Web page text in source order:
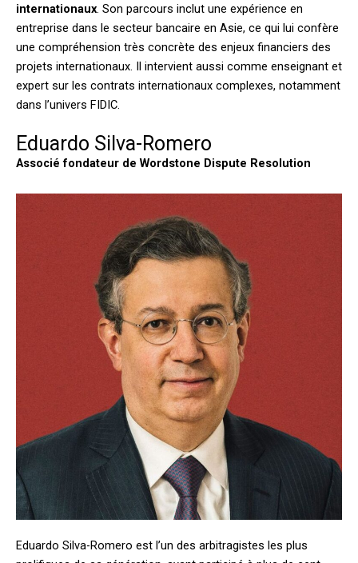
internationaux. Son parcours inclut une expérience en
entreprise dans le secteur bancaire en Asie, ce qui lui confère
une compréhension très concrète des enjeux financiers des
projets internationaux. Il intervient aussi comme enseignant et
expert sur les contrats internationaux complexes, notamment
dans l’univers FIDIC.
Eduardo Silva-Romero
Associé fondateur de Wordstone Dispute Resolution
Eduardo Silva-Romero est l’un des arbitragistes les plus